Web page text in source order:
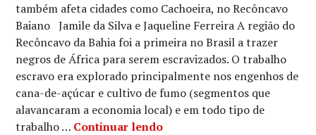
também afeta cidades como Cachoeira, no Recôncavo
Baiano Jamile da Silva e Jaqueline Ferreira A região do
Recôncavo da Bahia foi a primeira no Brasil a trazer
negros de África para serem escravizados. O trabalho
escravo era explorado principalmente nos engenhos de
cana-de-açúcar e cultivo de fumo (segmentos que
alavancaram a economia local) e em todo tipo de
trabalho … Continuar lendoGenocídio do povo negro